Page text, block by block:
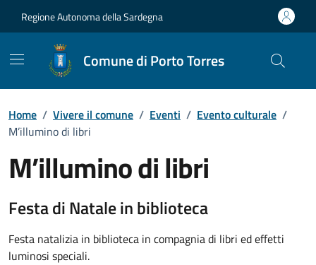
Regione Autonoma della Sardegna
Comune di Porto Torres
Home / Vivere il comune / Eventi / Evento culturale /
M’illumino di libri
M’illumino di libri
Dettaglio dell'evento
Festa di Natale in biblioteca
Festa natalizia in biblioteca in compagnia di libri ed effetti
luminosi speciali.